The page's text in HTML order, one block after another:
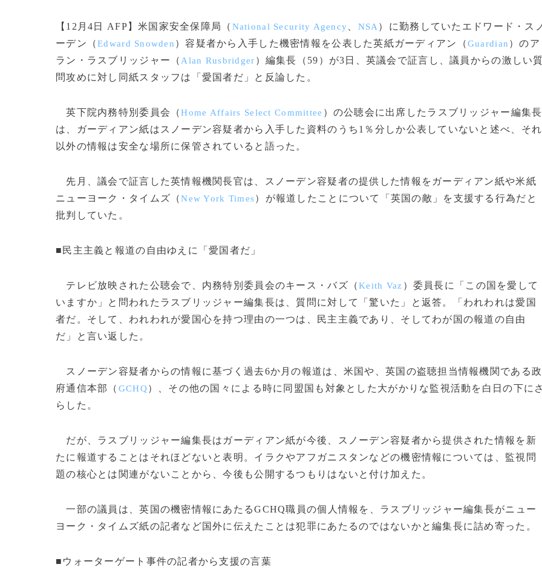
【12月4日 AFP】米国家安全保障局（ National Security Agency NSA ）に勤務していたエドワード・ス
ーデン（Edward Snowden ）容疑者から入手した機密情報を公表した英紙ガーディアン（Guardian ）のア
ラン・ラスブリッジャー（ Alan Rusbridger ）編集長（59）が3日、英議会で証言し、議員からの激しい
問攻めに対し同紙スタッフは「愛国者だ」と反論した。
英下院内務特別委員会（Home Affairs Select Committee ）の公聴会に出席したラスブリッジャー編集長
は、ガーディアン紙はスノーデン容疑者から入手した資料のうち1％分しか公表していないと述べ、それ
以外の情報は安全な場所に保管されていると語った。
先月、議会で証言した英情報機関長官は、スノーデン容疑者の提供した情報をガーディアン紙や米紙
ニューヨーク・タイムズ（New York Times）が報道したことについて「英国の敵」を支援する行為だと
批判していた。
■民主主義と報道の自由ゆえに「愛国者だ」
テレビ放映された公聴会で、内務特別委員会のキース・バズ（Keith Vaz ）委員長に「この国を愛して
いますか」と問われたラスブリッジャー編集長は、質問に対して「驚いた」と返答。「われわれは愛国
者だ。そして、われわれが愛国心を持つ理由の一つは、民主主義であり、そしてわが国の報道の自由
だ」と言い返した。
スノーデン容疑者からの情報に基づく過去6か月の報道は、米国や、英国の盗聴担当情報機関である政
府通信本部（ GCHQ）、その他の国々による時に同盟国も対象とした大がかりな監視活動を白日の下に
らした。
だが、ラスブリッジャー編集長はガーディアン紙が今後、スノーデン容疑者から提供された情報を新
たに報道することはそれほどないと表明。イラクやアフガニスタンなどの機密情報については、監視問
題の核心とは関連がないことから、今後も公開するつもりはないと付け加えた。
一部の議員は、英国の機密情報にあたるGCHQ職員の個人情報を、ラスブリッジャー編集長がニュー
ヨーク・タイムズ紙の記者など国外に伝えたことは犯罪にあたるのではないかと編集長に詰め寄った。
■ウォーターゲート事件の記者から支援の言葉